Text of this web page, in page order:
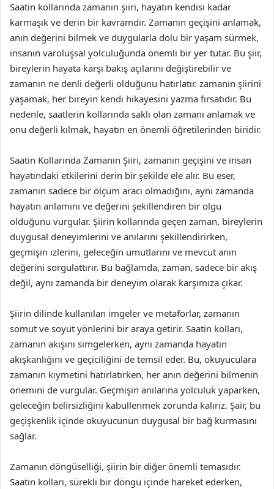
Saatin kollarında zamanın şiiri, hayatın kendisi kadar
karmaşık ve derin bir kavramdır. Zamanın geçişini anlamak,
anın değerini bilmek ve duygularla dolu bir yaşam sürmek,
insanın varoluşsal yolculuğunda önemli bir yer tutar. Bu şiir,
bireylerin hayata karşı bakış açılarını değiştirebilir ve
zamanın ne denli değerli olduğunu hatırlatır. zamanın şiirini
yaşamak, her bireyin kendi hikayesini yazma fırsatıdır. Bu
nedenle, saatlerin kollarında saklı olan zamanı anlamak ve
onu değerli kılmak, hayatın en önemli öğretilerinden biridir.
Saatin Kollarında Zamanın Şiiri, zamanın geçişini ve insan
hayatındaki etkilerini derin bir şekilde ele alır. Bu eser,
zamanın sadece bir ölçüm aracı olmadığını, aynı zamanda
hayatın anlamını ve değerini şekillendiren bir olgu
olduğunu vurgular. Şiirin kollarında geçen zaman, bireylerin
duygusal deneyimlerini ve anılarını şekillendirirken,
geçmişin izlerini, geleceğin umutlarını ve mevcut anın
değerini sorgulattırır. Bu bağlamda, zaman, sadece bir akış
değil, aynı zamanda bir deneyim olarak karşımıza çıkar.
Şiirin dilinde kullanılan imgeler ve metaforlar, zamanın
somut ve soyut yönlerini bir araya getirir. Saatin kolları,
zamanın akışını simgelerken, aynı zamanda hayatın
akışkanlığını ve geçiciliğini de temsil eder. Bu, okuyuculara
zamanın kıymetini hatırlatırken, her anın değerini bilmenin
önemini de vurgular. Geçmişin anılarına yolculuk yaparken,
geleceğin belirsizliğini kabullenmek zorunda kalırız. Şair, bu
geçişkenlik içinde okuyucunun duygusal bir bağ kurmasını
sağlar.
Zamanın döngüselliği, şiirin bir diğer önemli temasıdır.
Saatin kolları, sürekli bir döngü içinde hareket ederken,